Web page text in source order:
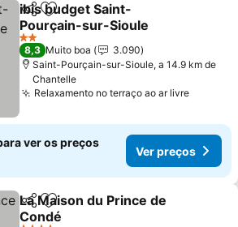
PartilharAdicionar aos favoritos
ibis budget Saint-
Pourçain-sur-Sioule
Ver preços
2 Estrelas
8,3 Muito boa
3.090
Saint-Pourçain-sur-Sioule, a 14.9 km de
Chantelle
Relaxamento no terraço ao ar livreVer
ver os preços
Ver preços
PartilharAdicionar aos favoritos
La Maison du Prince de
Condé